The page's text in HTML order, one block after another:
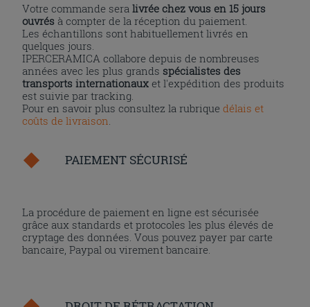
Votre commande seralivrée chez vous en 15 jours
ouvrés à compter de la réception du paiement.
Les échantillons sont habituellement livrés en
quelques jours.
IPERCERAMICA collabore depuis de nombreuses
années avec les plus grands spécialistes des
transports internationaux et l'expédition des produits
est suivie par tracking.
Pour en savoir plus consultez la rubriquedélais et
coûts de livraison
PAIEMENT SÉCURISÉ
La procédure de paiement en ligne est sécurisée
grâce aux standards et protocoles les plus élevés de
cryptage des données. Vous pouvez payer par carte
bancaire, Paypal ou virement bancaire.